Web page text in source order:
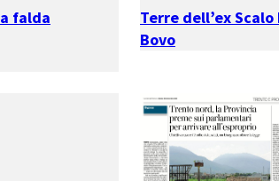
falda
Terre dell’ex
Bovo